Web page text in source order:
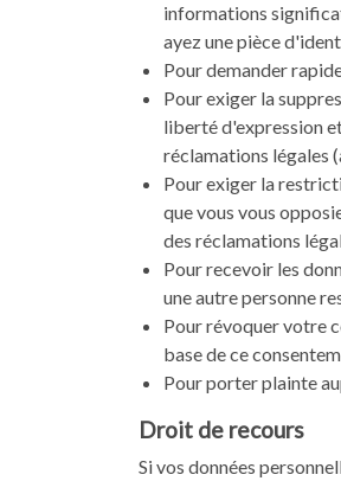
informations
ayez une pièce
Pour demander
Pour exiger la
liberté d'expression
réclamations légales
Pour exiger la
que vous vous
des réclamations
Pour recevoir les
une autre personne
Pour révoquer votre
base de ce
Pour porter plainte
Droit de recours
Si vos données